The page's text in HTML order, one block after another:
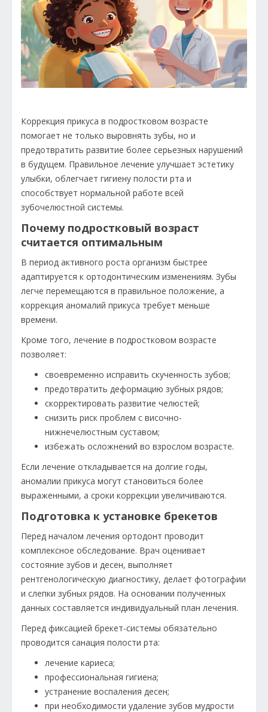
Коррекция прикуса в подростковом возрасте
помогает не только выровнять зубы, но и
предотвратить развитие более серьезных нарушений
в будущем. Правильное лечение улучшает эстетику
улыбки, облегчает гигиену полости рта и
способствует нормальной работе всей
зубочелюстной системы.
Почему подростковый возраст
считается оптимальным
В период активного роста организм быстрее
адаптируется к ортодонтическим изменениям. Зубы
легче перемещаются в правильное положение, а
коррекция аномалий прикуса требует меньше
времени.
Кроме того, лечение в подростковом возрасте
позволяет:
своевременно исправить скученность зубов;
предотвратить деформацию зубных рядов;
скорректировать развитие челюстей;
снизить риск проблем с височно-
нижнечелюстным суставом;
избежать осложнений во взрослом возрасте.
Если лечение откладывается на долгие годы,
аномалии прикуса могут становиться более
выраженными, а сроки коррекции увеличиваются.
Подготовка к установке брекетов
Перед началом лечения ортодонт проводит
комплексное обследование. Врач оценивает
состояние зубов и десен, выполняет
рентгенологическую диагностику, делает фотографии
и слепки зубных рядов. На основании полученных
данных составляется индивидуальный план лечения.
Перед фиксацией брекет-системы обязательно
проводится санация полости рта:
лечение кариеса;
профессиональная гигиена;
устранение воспаления десен;
при необходимости удаление зубов мудрости